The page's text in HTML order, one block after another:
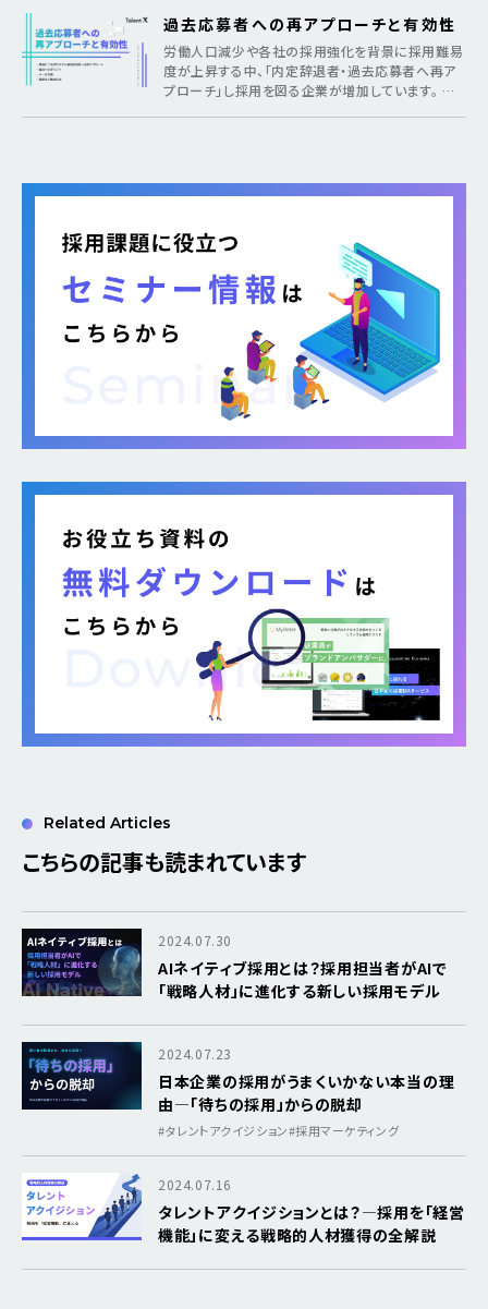
過去応募者への再アプローチと有効性
労働人口減少や各社の採用強化を背景に採用難易
度が上昇する中、「内定辞退者・過去応募者へ再ア
プローチ」し採用を図る企業が増加しています。 そ
Related Articles
こちらの記事も読まれています
2024.07.30
AIネイティブ採用とは？採用担当者がAIで
「戦略人材」に進化する新しい採用モデル
2024.07.23
日本企業の採用がうまくいかない本当の理
由―「待ちの採用」からの脱却
#タレントアクイジション#採用マーケティング
2024.07.16
タレントアクイジションとは？―採用を「経営
機能」に変える戦略的人材獲得の全解説